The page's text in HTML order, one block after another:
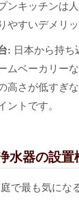
ンキッチンは
やすいデメリ
: 日本から持
ムベーカリー
高さが低すぎ
ントです。
水器の設置
で最も気にな